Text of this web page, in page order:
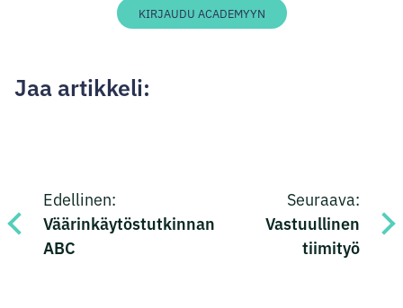
KIRJAUDU ACADEMYYN
Jaa artikkeli:
selaus
Edellinen:
Väärinkäytöstutkinnan
ABC
Seuraava:
Vastuullinen
tiimityö